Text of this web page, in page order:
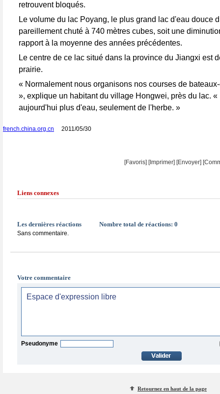
retrouvent bloqués.
Le volume du lac Poyang, le plus grand lac d'eau douce
pareillement chuté à 740 mètres cubes, soit une
rapport à la moyenne des années précédentes.
Le centre de ce lac situé dans la province du Jiangxi est
prairie.
« Normalement nous organisons nos courses de
», explique un habitant du village Hongwei, près du lac. «
aujourd'hui plus d'eau, seulement de l'herbe. »
french.china.org.cn 2011/05/30
[Favoris] [Imprimer] [Envoyer]
Liens connexes
Les dernières réactions Nombre total de réactions: 0
Sans commentaire.
Votre commentaire
Pseudonyme
Retournez en haut de la page